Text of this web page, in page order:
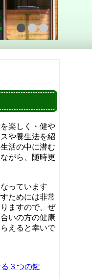
楽しく・健や
や養生法を紹
活の中に潜む
がら、随時更
っています
ためには非常
ますので、ぜ
いの方の健康
えると幸いで
３つの鍵